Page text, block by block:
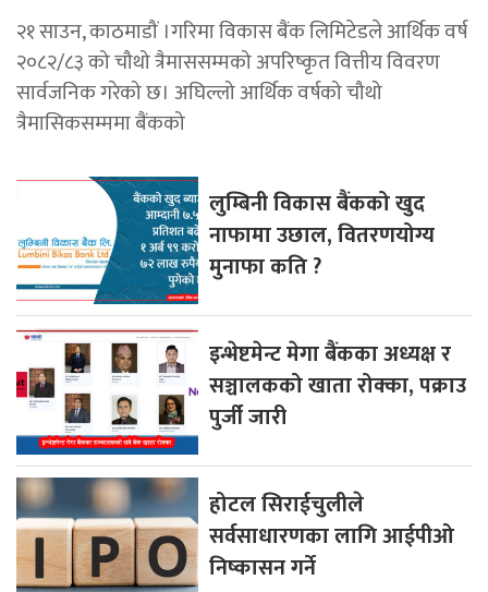
२१ साउन, काठमाडौं ।गरिमा विकास बैंक लिमिटेडले आर्थिक वर्ष
२०८२/८३ को चौथो त्रैमाससम्मको अपरिष्कृत वित्तीय विवरण
सार्वजनिक गरेको छ। अघिल्लो आर्थिक वर्षको चौथो
त्रैमासिकसम्ममा बैंकको
लुम्बिनी विकास बैंकको खुद
नाफामा उछाल, वितरणयोग्य
मुनाफा कति ?
इन्भेष्टमेन्ट मेगा बैंकका अध्यक्ष र
सञ्चालकको खाता रोक्का, पक्राउ
पुर्जी जारी
होटल सिराईचुलीले
सर्वसाधारणका लागि आईपीओ
निष्कासन गर्ने